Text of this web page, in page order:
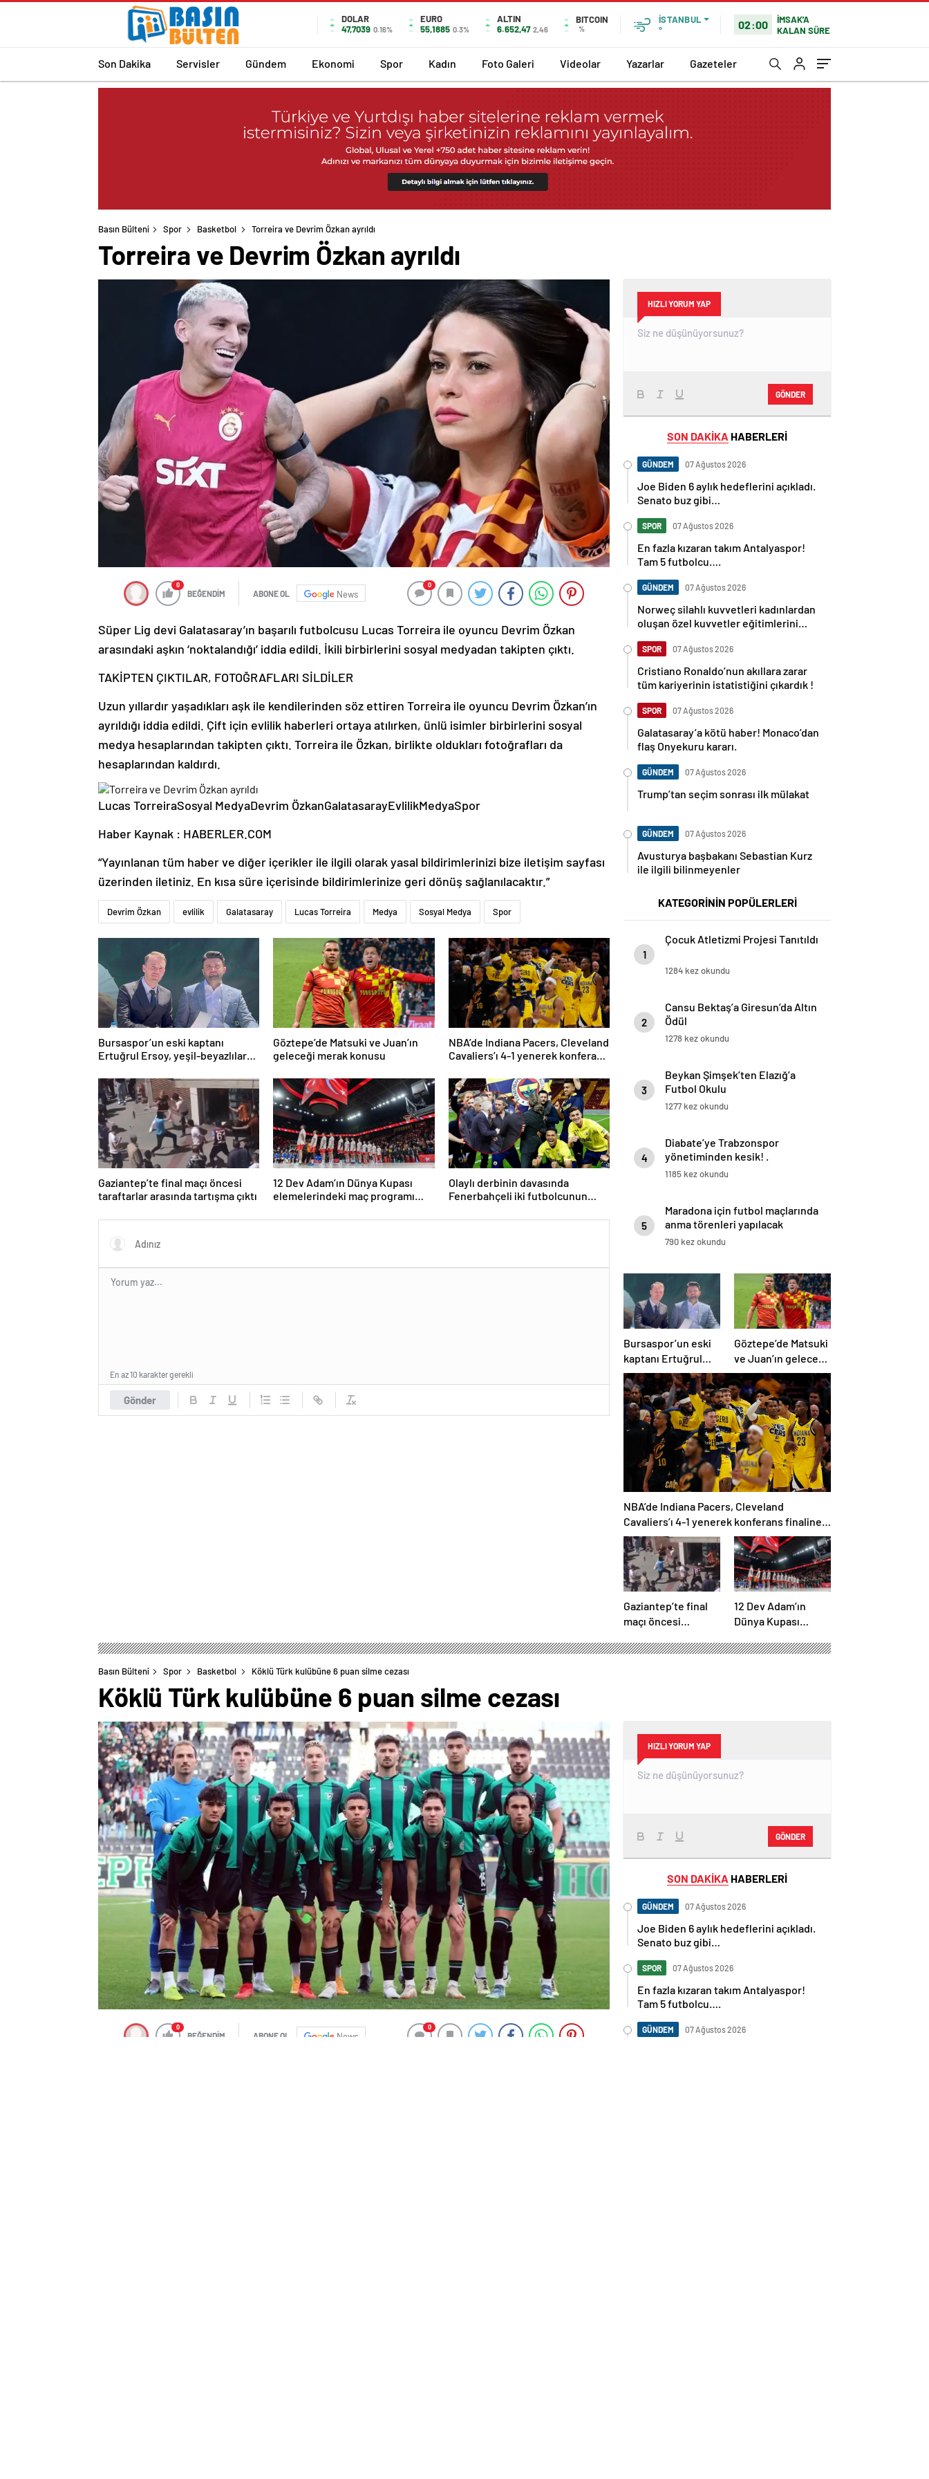
DOLAR
47,7039 0.16%
EURO
55,1885 0.3%
ALTIN
6.652,47 2,46
BITCOIN
%
İSTANBUL
°
02:00
İMSAK'A
KALAN SÜRE
Son Dakika Servisler Gündem Ekonomi Spor Kadın Foto Galeri Videolar Yazarlar Gazeteler
Basın Bülteni Spor Basketbol Torreira ve Devrim Özkan ayrıldı
Torreira ve Devrim Özkan ayrıldı
0
BEĞENDİM ABONE OL News
0
Süper Lig devi Galatasaray’ın başarılı futbolcusu Lucas Torreira ile oyuncu Devrim Özkan
arasındaki aşkın ‘noktalandığı’ iddia edildi. İkili birbirlerini sosyal medyadan takipten çıktı.
TAKİPTEN ÇIKTILAR, FOTOĞRAFLARI SİLDİLER
Uzun yıllardır yaşadıkları aşk ile kendilerinden söz ettiren Torreira ile oyuncu Devrim Özkan’ın
ayrıldığı iddia edildi. Çift için evlilik haberleri ortaya atılırken, ünlü isimler birbirlerini sosyal
medya hesaplarından takipten çıktı. Torreira ile Özkan, birlikte oldukları fotoğrafları da
hesaplarından kaldırdı.
Lucas TorreiraSosyal MedyaDevrim ÖzkanGalatasarayEvlilikMedyaSpor
Haber Kaynak : HABERLER.COM
“Yayınlanan tüm haber ve diğer içerikler ile ilgili olarak yasal bildirimlerinizi bize iletişim sayfası
üzerinden iletiniz. En kısa süre içerisinde bildirimlerinize geri dönüş sağlanılacaktır.”
Devrim Özkan evlilik Galatasaray Lucas Torreira Medya Sosyal Medya Spor
Bursaspor’un eski kaptanı
Ertuğrul Ersoy, yeşil-beyazlılara
Göztepe’de Matsuki ve Juan’ın
geleceği merak konusu
NBA’de Indiana Pacers, Cleveland
Cavaliers’ı 4-1 yenerek konferans
Gaziantep’te final maçı öncesi
taraftarlar arasında tartışma çıktı
12 Dev Adam’ın Dünya Kupası
elemelerindeki maç programı
Olaylı derbinin davasında
Fenerbahçeli iki futbolcunun
Gönder
En az 10 karakter gerekli
HIZLI YORUM YAP
GÖNDER
SON DAKİKA HABERLERİ
GÜNDEM 07 Ağustos 2026
Joe Biden 6 aylık hedeflerini açıkladı.
Senato buz gibi…
SPOR 07 Ağustos 2026
En fazla kızaran takım Antalyaspor!
Tam 5 futbolcu….
GÜNDEM 07 Ağustos 2026
Norweç silahlı kuvvetleri kadınlardan
oluşan özel kuvvetler eğitimlerini
SPOR 07 Ağustos 2026
Cristiano Ronaldo’nun akıllara zarar
tüm kariyerinin istatistiğini çıkardık !
SPOR 07 Ağustos 2026
Galatasaray’a kötü haber! Monaco’dan
flaş Onyekuru kararı.
GÜNDEM 07 Ağustos 2026
Trump’tan seçim sonrası ilk mülakat
GÜNDEM 07 Ağustos 2026
Avusturya başbakanı Sebastian Kurz
ile ilgili bilinmeyenler
KATEGORİNİN POPÜLERLERİ
1
Çocuk Atletizmi Projesi Tanıtıldı
1284 kez okundu
2
Cansu Bektaş’a Giresun’da Altın
Ödül
1278 kez okundu
3
Beykan Şimşek’ten Elazığ’a
Futbol Okulu
1277 kez okundu
4
Diabate’ye Trabzonspor
yönetiminden kesik! .
1185 kez okundu
5
Maradona için futbol maçlarında
anma törenleri yapılacak
790 kez okundu
Bursaspor’un eski
kaptanı Ertuğrul
Ersoy, yeşil-
beyazlılara geri
döndü
Göztepe’de Matsuki
ve Juan’ın geleceği
merak konusu
NBA’de Indiana Pacers, Cleveland
Cavaliers’ı 4-1 yenerek konferans finaline
yükseldi
Gaziantep’te final
maçı öncesi
tartışma çıktı
12 Dev Adam’ın
Dünya Kupası
programı belli oldu
Basın Bülteni Spor Basketbol Köklü Türk kulübüne 6 puan silme cezası
Köklü Türk kulübüne 6 puan silme cezası
0
BEĞENDİM ABONE OL News
0
HIZLI YORUM YAP
GÖNDER
SON DAKİKA HABERLERİ
GÜNDEM 07 Ağustos 2026
Joe Biden 6 aylık hedeflerini açıkladı.
Senato buz gibi…
SPOR 07 Ağustos 2026
En fazla kızaran takım Antalyaspor!
Tam 5 futbolcu….
GÜNDEM 07 Ağustos 2026